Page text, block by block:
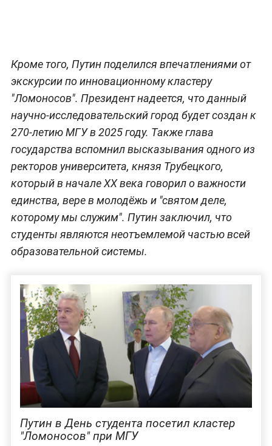
Кроме того, Путин поделился впечатлениями от
экскурсии по инновационному кластеру
"Ломоносов". Президент надеется, что данный
научно-исследовательский город будет создан к
270-летию МГУ в 2025 году. Также глава
государства вспомнил высказывания одного из
ректоров университета, князя Трубецкого,
который в начале ХХ века говорил о важности
единства, вере в молодёжь и "святом деле,
которому мы служим". Путин заключил, что
студенты являются неотъемлемой частью всей
образовательной системы.
Путин в День студента посетил кластер
"Ломоносов" при МГУ